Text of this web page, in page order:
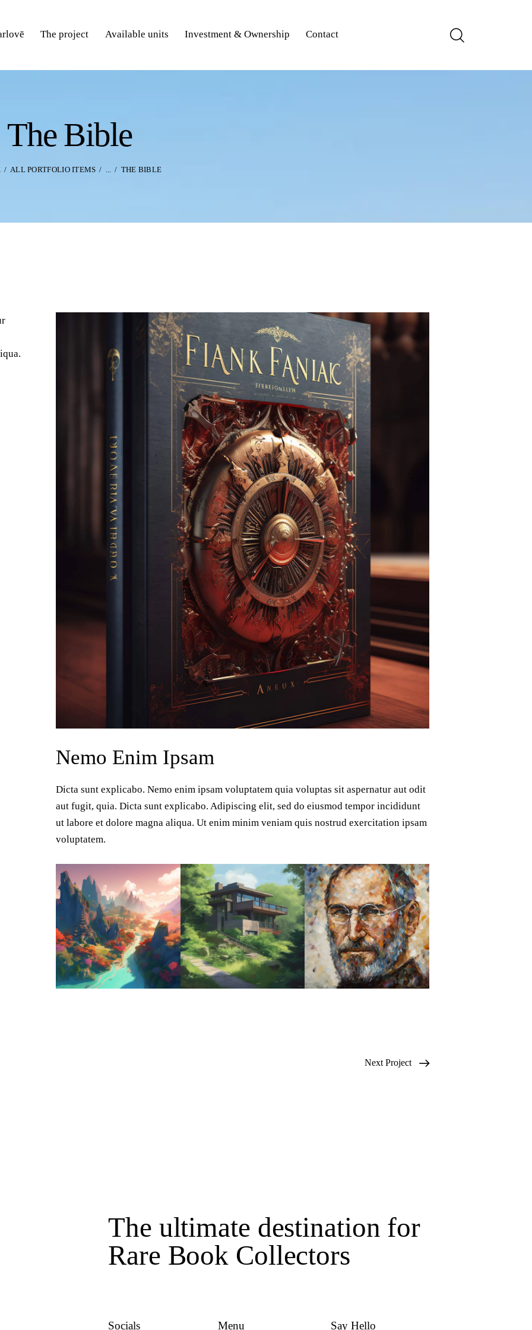
The project Available units Investment & Ownership Contact
The Bible
ALL PORTFOLIO ITEMS ... THE BIBLE
Nemo Enim Ipsam
Dicta sunt explicabo. Nemo enim ipsam voluptatem quia voluptas sit aspernatur aut odit
aut fugit, quia. Dicta sunt explicabo. Adipiscing elit, sed do eiusmod tempor incididunt
ut labore et dolore magna aliqua. Ut enim minim veniam quis nostrud exercitation ipsam
voluptatem.
Next Project
The ultimate destination for
Rare Book Collectors
Socials Menu Say Hello